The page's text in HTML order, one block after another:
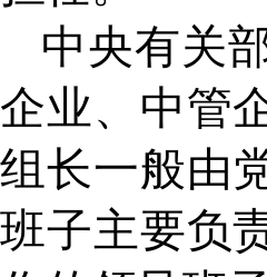
中央有关
企业、中管
组长一般由
班子主要负